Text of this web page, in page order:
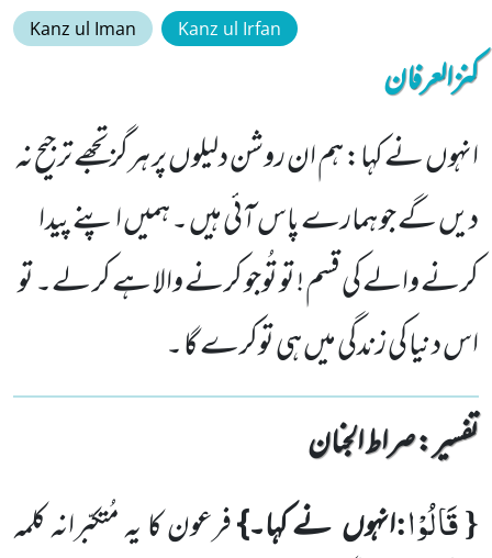
Kanz ul Iman Kanz ul Irfan
کنزالعرفان
انہوں نے کہا: ہم ان روشن دلیلوں پر ہرگز تجھے ترجیح نہ
دیں گے جو ہمارے پاس آئی ہیں ۔ ہمیں اپنے پیدا
کرنے والے کی قسم ! تو تُوجو کرنے والا ہے کر لے۔ تو
اس دنیا کی زندگی میں ہی توکرے گا ۔
تفسیر : ‎صراط الجنان
{قَالُوْا:انہوںنے کہا۔}فرعون کا یہ مُتکبّرانہ کلمہ